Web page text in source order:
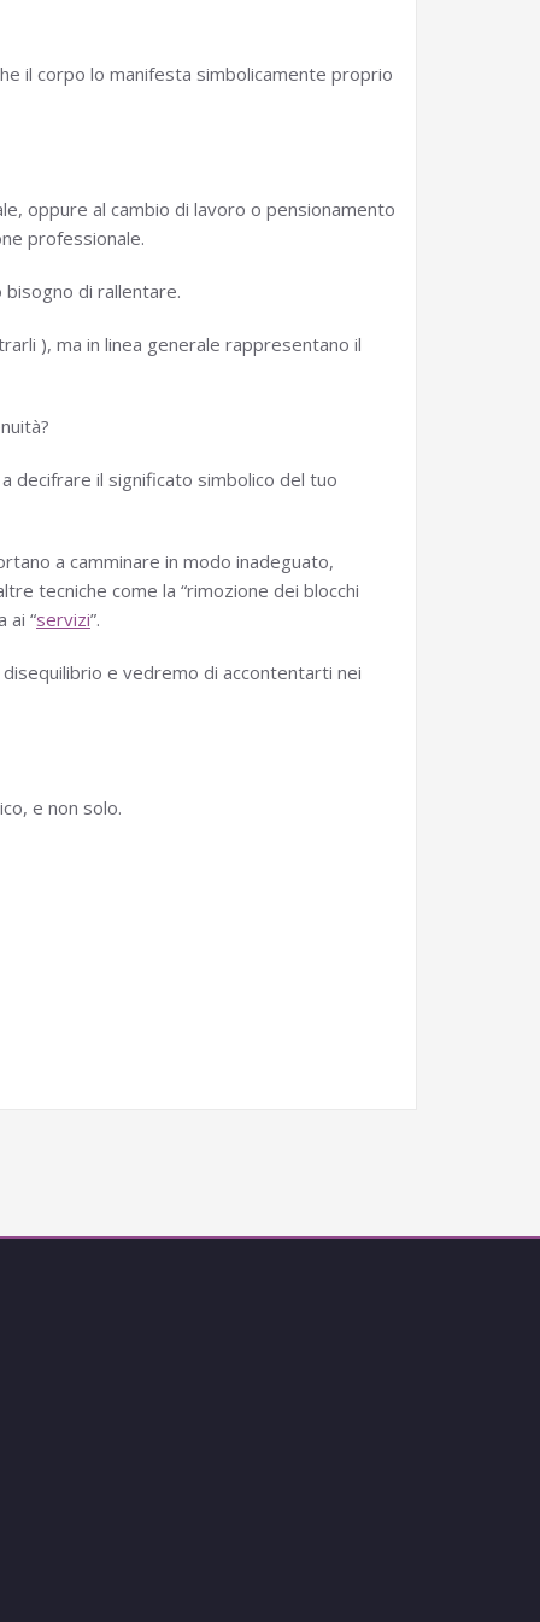
il corpo lo manifesta simbolicamente proprio
oppure al cambio di lavoro o pensionamento
professionale.
di rallentare.
), ma in linea generale rappresentano il
decifrare il significato simbolico del tuo
a camminare in modo inadeguato,
tecniche come la “rimozione dei blocchi
ai “servizi”.
e vedremo di accontentarti nei
e non solo.